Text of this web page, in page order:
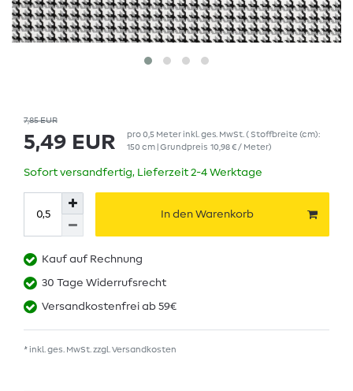
7,85 EUR
5,49 EUR pro0,5 Meter inkl. ges. MwSt.( Stoffbreite (cm):
150 cm | Grundpreis 10,98 € / Meter)
Sofort versandfertig, Lieferzeit 2-4 Werktage
In den Warenkorb
Kauf auf Rechnung
30 Tage Widerrufsrecht
Versandkostenfrei ab 59€
* inkl. ges. MwSt. zzgl.Versandkosten